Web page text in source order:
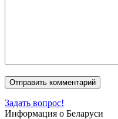
Задать вопрос!
Информация о Беларуси